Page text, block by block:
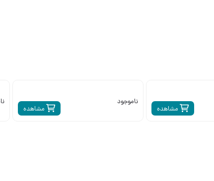
مشاهده مشاهده
ناموجود